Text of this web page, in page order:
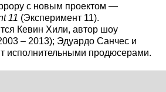
с новым проектом —
11 (Эксперимент 11).
Кевин Хили, автор шоу
– 2013); Эдуардо Санчес и
исполнительными продюсерами.